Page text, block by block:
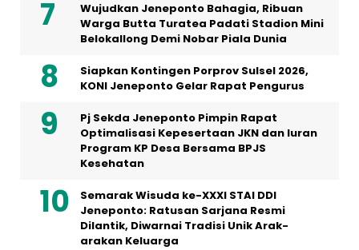
Wujudkan Jeneponto Bahagia, Ribuan
Warga Butta Turatea Padati Stadion Mini
Belokallong Demi Nobar Piala Dunia
Siapkan Kontingen Porprov Sulsel 2026,
KONI Jeneponto Gelar Rapat Pengurus
Pj Sekda Jeneponto Pimpin Rapat
Optimalisasi Kepesertaan JKN dan Iuran
Program KP Desa Bersama BPJS
Kesehatan
Semarak Wisuda ke-XXXI STAI DDI
Jeneponto: Ratusan Sarjana Resmi
Dilantik, Diwarnai Tradisi Unik Arak-
arakan Keluarga